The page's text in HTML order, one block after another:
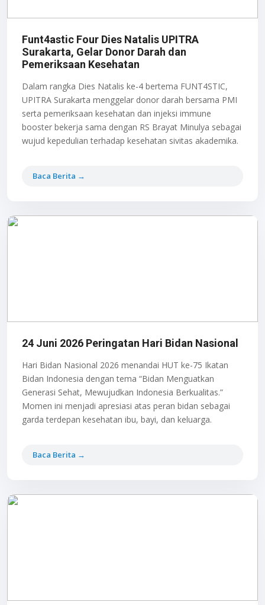
Funt4astic Four Dies Natalis UPITRA
Surakarta, Gelar Donor Darah dan
Pemeriksaan Kesehatan
Dalam rangka Dies Natalis ke-4 bertema FUNT4STIC,
UPITRA Surakarta menggelar donor darah bersama PMI
serta pemeriksaan kesehatan dan injeksi immune
booster bekerja sama dengan RS Brayat Minulya sebagai
wujud kepedulian terhadap kesehatan sivitas akademika.
Baca Berita →
24 Juni 2026 Peringatan Hari Bidan Nasional
Hari Bidan Nasional 2026 menandai HUT ke-75 Ikatan
Bidan Indonesia dengan tema “Bidan Menguatkan
Generasi Sehat, Mewujudkan Indonesia Berkualitas.”
Momen ini menjadi apresiasi atas peran bidan sebagai
garda terdepan kesehatan ibu, bayi, dan keluarga.
Baca Berita →